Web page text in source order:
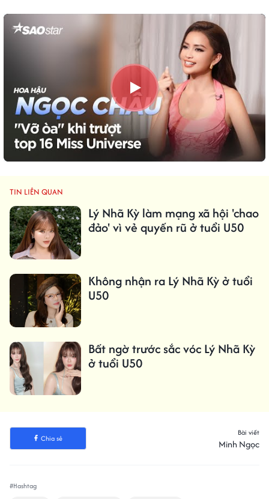
TIN LIÊN QUAN
Lý Nhã Kỳ làm mạng xã hội 'chao
đảo' vì vẻ quyến rũ ở tuổi U50
Không nhận ra Lý Nhã Kỳ ở tuổi
U50
Bất ngờ trước sắc vóc Lý Nhã Kỳ
ở tuổi U50
Chia sẻ
Bài viết
Minh Ngọc
#Hashtag